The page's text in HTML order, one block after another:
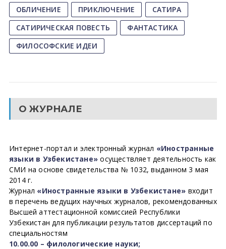
ОБЛИЧЕНИЕ
ПРИКЛЮЧЕНИЕ
САТИРА
САТИРИЧЕСКАЯ ПОВЕСТЬ
ФАНТАСТИКА
ФИЛОСОФСКИЕ ИДЕИ
О ЖУРНАЛЕ
Интернет-портал и электронный журнал «Иностранные
языки в Узбекистане» осуществляет деятельность как
СМИ на основе свидетельства № 1032, выданном 3 мая
2014 г.
Журнал «Иностранные языки в Узбекистане» входит
в перечень ведущих научных журналов, рекомендованных
Высшей аттестационной комиссией Республики
Узбекистан для публикации результатов диссертаций по
специальностям
10.00.00 – филологические науки;